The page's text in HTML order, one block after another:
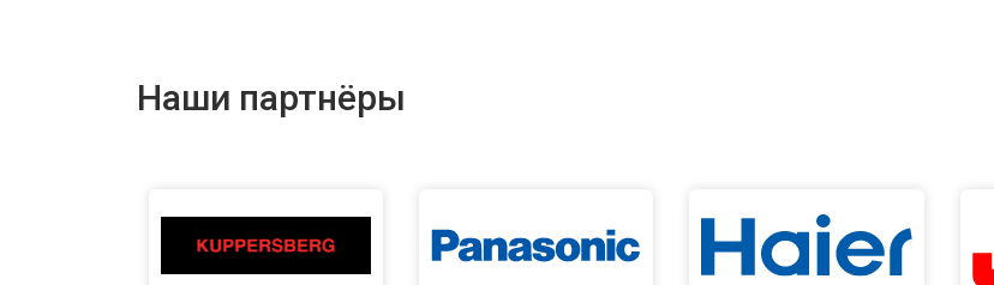
Наши партнёры